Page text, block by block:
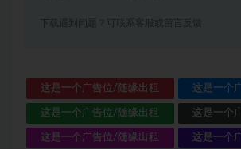
下载遇到问题？可联系客服或留言反馈
这是一个广告位/随缘出租 这是一个
这是一个广告位/随缘出租 这是一个
这是一个广告位/随缘出租 这是一个